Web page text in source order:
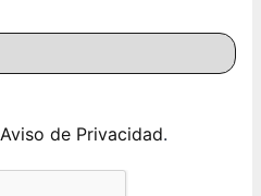
Aviso de Privacidad.